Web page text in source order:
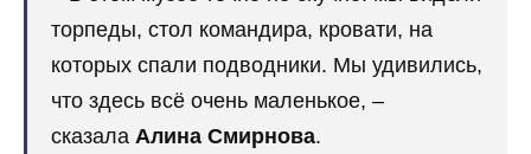
торпеды, стол командира, кровати, на
которых спали подводники. Мы удивились,
что здесь всё очень маленькое, –
сказала Алина Смирнова.